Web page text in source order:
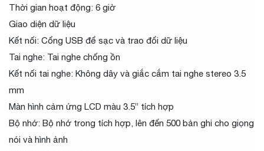
Thời gian hoạt động: 6 giờ
Giao diện dữ liệu
Kết nối: Cổng USB để sạc và trao đổi dữ liệu
Tai nghe: Tai nghe chống ồn
Kết nối tai nghe: Không dây và giắc cắm tai nghe stereo 3.5
mm
Màn hình cảm ứng LCD màu 3.5” tích hợp
Bộ nhớ: Bộ nhớ trong tích hợp, lên đến 500 bản ghi cho giọng
nói và hình ảnh